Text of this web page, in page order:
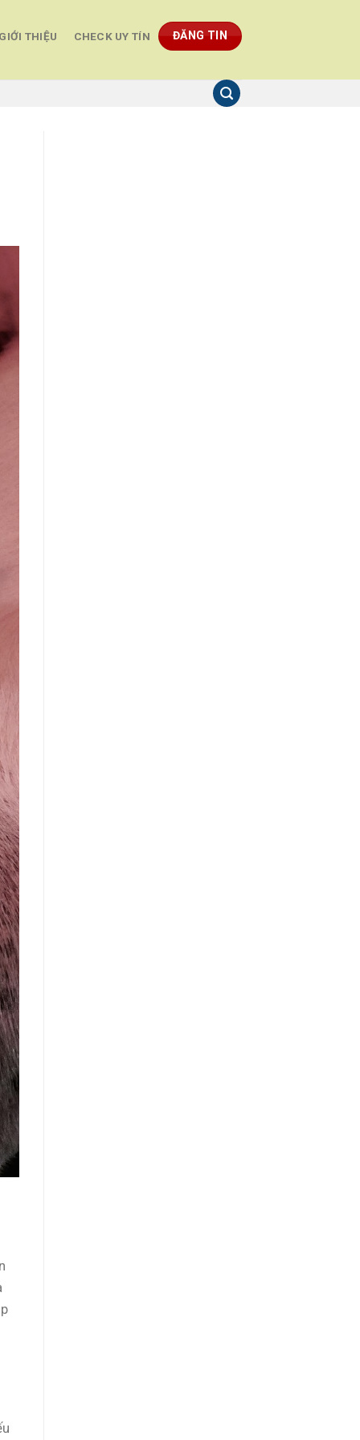
GIỚI THIỆU CHECK UY TÍN ĐĂNG TIN